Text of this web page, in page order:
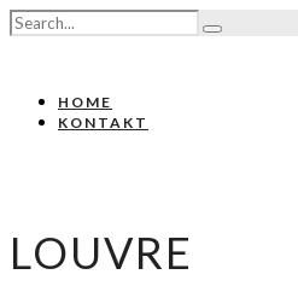
HOME
KONTAKT
LOUVRE